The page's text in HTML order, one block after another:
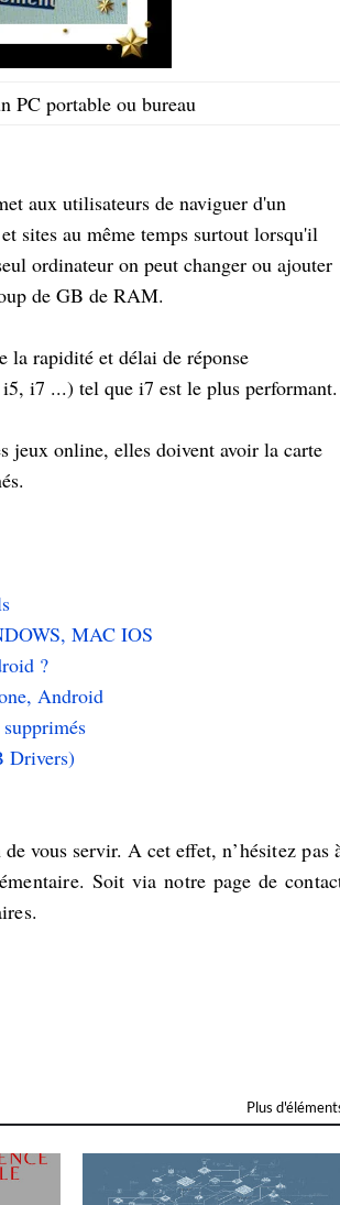
PC portable ou bureau
aux utilisateurs de naviguer d'un
sites au même temps surtout lorsqu'il
ordinateur on peut changer ou ajouter
de GB de RAM.
la rapidité et délai de réponse
i7 ...) tel que i7 est le plus performant.
jeux online, elles doivent avoir la carte
MAC IOS
?
Android
Drivers)
vous servir. A cet effet, n’hésitez pas
Soit via notre page de
Plus